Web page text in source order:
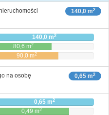
140,0 m2
140,0 m2
80,6 m2
90,0 m2
0,65 m2
na osobę
0,65 m2
0,49 m2